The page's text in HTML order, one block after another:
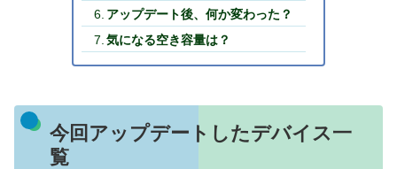
アップデート後、何か変わった？
気になる空き容量は？
今回アップデートしたデバイス一
覧